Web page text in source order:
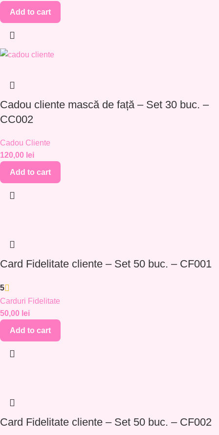
Add to cart
Cadou cliente mască de față – Set 30 buc. –
CC002
Cadou Cliente
120,00 lei
Add to cart
Card Fidelitate cliente – Set 50 buc. – CF001
5
Carduri Fidelitate
50,00 lei
Add to cart
Card Fidelitate cliente – Set 50 buc. – CF002